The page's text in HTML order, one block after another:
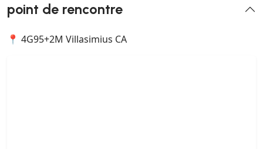
point de rencontre
📍 4G95+2M Villasimius CA